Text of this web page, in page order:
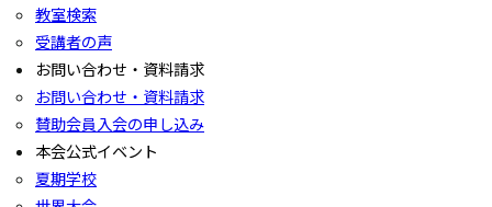
教室検索
受講者の声
お問い合わせ・資料請求
お問い合わせ・資料請求
賛助会員入会の申し込み
本会公式イベント
夏期学校